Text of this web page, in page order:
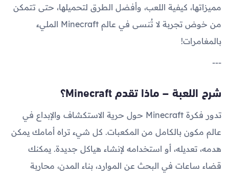
مميزاتها، كيفية اللعب، وأفضل الطرق لتحميلها، حتى تتمكن
من خوض تجربة لا تُنسى في عالم Minecraft المليء
بالمغامرات!
---
شرح اللعبة – ماذا تقدم Minecraft؟
تدور فكرة Minecraft حول حرية الاستكشاف والإبداع في
عالم مكون بالكامل من المكعبات. كل شيء تراه أمامك يمكن
هدمه، تعديله، أو استخدامه لإنشاء هياكل جديدة. يمكنك
قضاء ساعات في البحث عن الموارد، بناء المدن، محاربة